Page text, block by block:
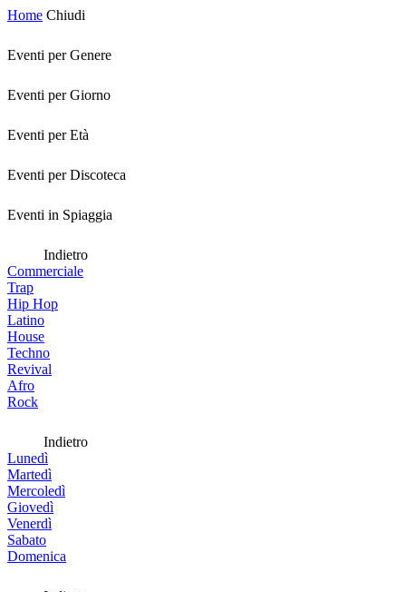
Home Chiudi
Eventi per Genere
Eventi per Giorno
Eventi per Età
Eventi per Discoteca
Eventi in Spiaggia
Indietro
Commerciale
Trap
Hip Hop
Latino
House
Techno
Revival
Afro
Rock
Indietro
Lunedì
Martedì
Mercoledì
Giovedì
Venerdì
Sabato
Domenica